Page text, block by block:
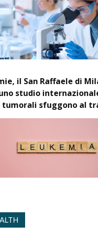
il San Raffaele di
studio
tumorali sfuggono al